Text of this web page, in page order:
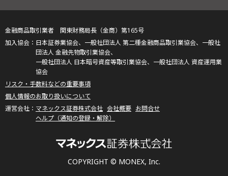
COPYRIGHT © MONEX, Inc.
金融商品取引業者 関東財務局長（金商）第165号
日本証券業協会、一般社団法人 第二種金融商品取引業協会、一般社
団法人 金融先物取引業協会、
一般社団法人 日本暗号資産等取引業協会、一般社団法人 資産運用業
協会
リスク・手数料などの重要事項
個人情報のお取り扱いについて
マネックス証券株式会社 会社概要 お問合せ
ヘルプ（通知の登録・解除）